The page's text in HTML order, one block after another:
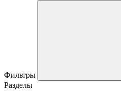
Фильтры
Разделы